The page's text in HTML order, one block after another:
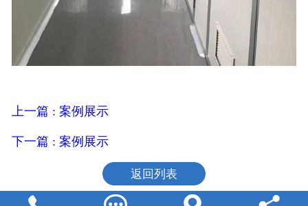
上一篇 : 案例展示
下一篇 : 案例展示
返回列表